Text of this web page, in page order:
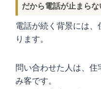
だから電話が止まらな
電話が続く背景には
ります。
問い合わせた人は、
み客です。